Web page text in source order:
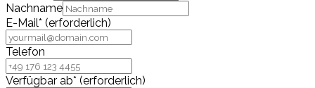
Nachname
E-Mail* (erforderlich)
Telefon
Verfügbar ab* (erforderlich)